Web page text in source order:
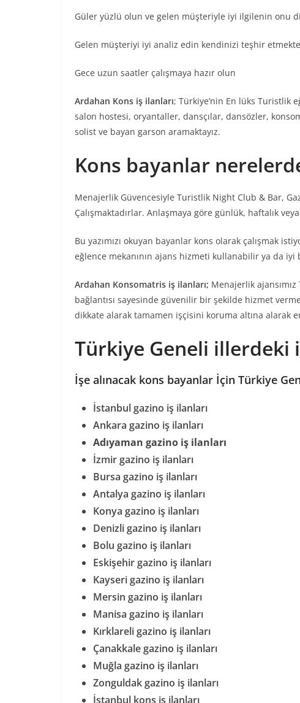
Güler yüzlü olun ve gelen müşteriyle iyi ilgilenin onu
Gelen müşteriyi iyi analiz edin kendinizi teşhir
Gece uzun saatler çalışmaya hazır olun
Ardahan Kons iş ilanları; Türkiye’nin En lüks Turistlik
salon hostesi, oryantaller, dansçılar, dansözler,
solist ve bayan garson aramaktayız.
Kons bayanlar
Menajerlik Güvencesiyle Turistlik Night Club & Bar,
Çalışmaktadırlar. Anlaşmaya göre günlük, haftalık
Bu yazımızı okuyan bayanlar kons olarak çalışmak
eğlence mekanının ajans hizmeti kullanabilir ya da iyi
Ardahan Konsomatris iş ilanları; Menajerlik
bağlantısı sayesinde güvenilir bir şekilde hizmet
dikkate alarak tamamen işçisini koruma altına alarak
Türkiye Geneli illerdeki
İşe alınacak kons bayanlar İçin Türkiye
İstanbul gazino iş ilanları
Ankara gazino iş ilanları
Adıyaman gazino iş ilanları
İzmir gazino iş ilanları
Bursa gazino iş ilanları
Antalya gazino iş ilanları
Konya gazino iş ilanları
Denizli gazino iş ilanları
Bolu gazino iş ilanları
Eskişehir gazino iş ilanları
Kayseri gazino iş ilanları
Mersin gazino iş ilanları
Manisa gazino iş ilanları
Kırklareli gazino iş ilanları
Çanakkale gazino iş ilanları
Muğla gazino iş ilanları
Zonguldak gazino iş ilanları
İstanbul kons iş ilanları